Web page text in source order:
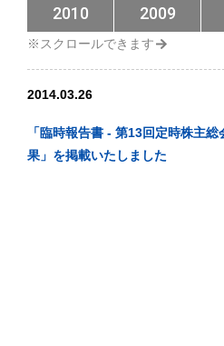
2010
2009
2014.03.26
「臨時報告書 ‐ 第13回定時株主
果」を掲載いたしました